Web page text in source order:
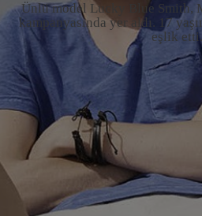
Ünlü model Lucky Blue Smith,
kampanyasında yer aldı. 17
eşlik etti.